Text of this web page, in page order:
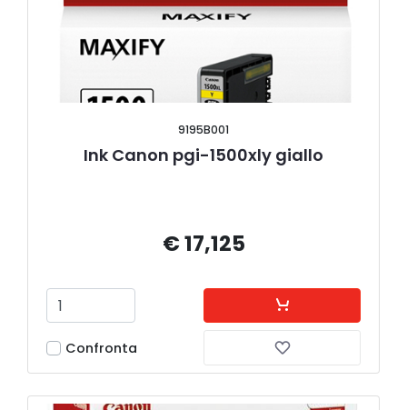
9195B001
Ink Canon pgi-1500xly giallo
€ 17,125
Confronta